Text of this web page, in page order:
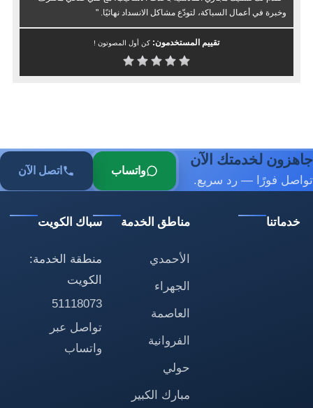
وخبرة في أعمال السباكة، لتودّع مشاكل الانسداد نهائيًا. "
تقييم المستخدمون: كن أول المصوتون !
جاهزون لخدمتك الآن
تواصل فورًا — رد سريع.
واتساب اتصل الآن
خدماتنا مناطق الخدمة
الأحمدي
الجهراء
العاصمة
الفروانية
حولي
مبارك الكبير
سباك الكويت
منطقة الخدمة:
الكويت
51118073
تواصل عبر
واتساب